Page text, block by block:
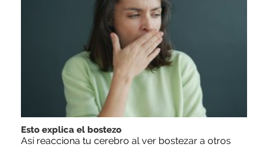
Esto explica el bostezo
Así reacciona tu cerebro al ver bostezar a otros